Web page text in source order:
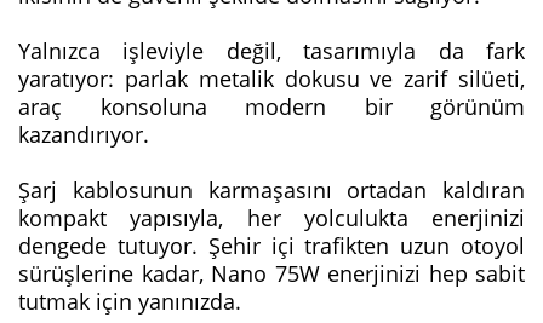
Yalnızca işleviyle değil, tasarımıyla da fark
yaratıyor: parlak metalik dokusu ve zarif silüeti,
araç konsoluna modern bir görünüm
kazandırıyor.
Şarj kablosunun karmaşasını ortadan kaldıran
kompakt yapısıyla, her yolculukta enerjinizi
dengede tutuyor. Şehir içi trafikten uzun otoyol
sürüşlerine kadar, Nano 75W enerjinizi hep sabit
tutmak için yanınızda.